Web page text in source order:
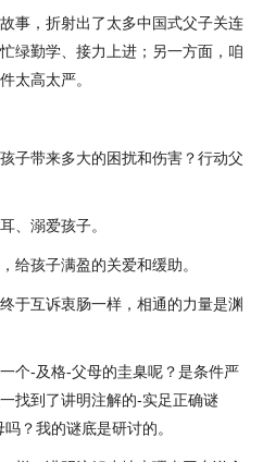
事，折射出了太多中国式父子关连
绿勤学、接力上进；另一方面，咱
太高太严。
子带来多大的困扰和伤害？行动父
、溺爱孩子。
给孩子满盈的关爱和缓助。
于互诉衷肠一样，相通的力量是渊
个-及格-父母的圭臬呢？是条件严
找到了讲明注解的-实足正确谜
？我的谜底是研讨的。